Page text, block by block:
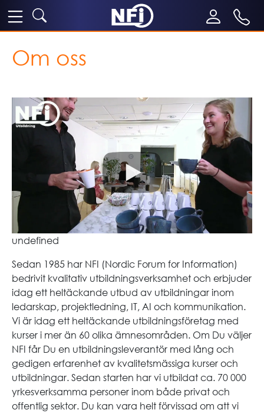
Om oss
undefined
Sedan 1985 har NFI (Nordic Forum for Information)
bedrivit kvalitativ utbildningsverksamhet och erbjuder
idag ett heltäckande utbud av utbildningar inom
ledarskap, projektledning, IT, AI och kommunikation.
Vi är idag ett heltäckande utbildningsföretag med
kurser i mer än 60 olika ämnesområden. Om Du väljer
NFI får Du en utbildningsleverantör med lång och
gedigen erfarenhet av kvalitetsmässiga kurser och
utbildningar. Sedan starten har vi utbildat ca. 70 000
yrkesverksamma personer inom både privat och
offentlig sektor. Du kan vara helt förvissad om att vi